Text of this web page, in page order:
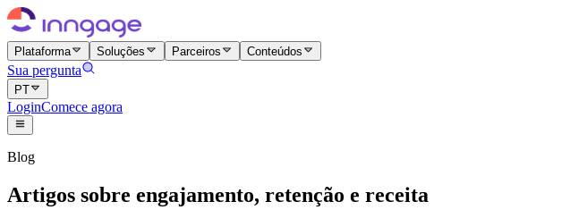
Plataforma Soluções Parceiros Conteúdos
Sua pergunta
PT
LoginComece agora
Blog
Artigos sobre engajamento, retenção e receita